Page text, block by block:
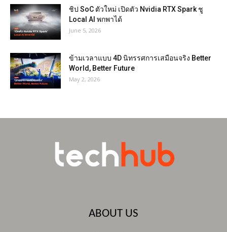
ชิป SoC ตัวใหม่ เปิดตัว Nvidia RTX Spark ชู
Local AI พกพาได้
June 5, 2026
ข้ามเวลาแบบ 4D นิทรรศการเสมือนจริง Better
World, Better Future
May 2, 2026
ABOUT US